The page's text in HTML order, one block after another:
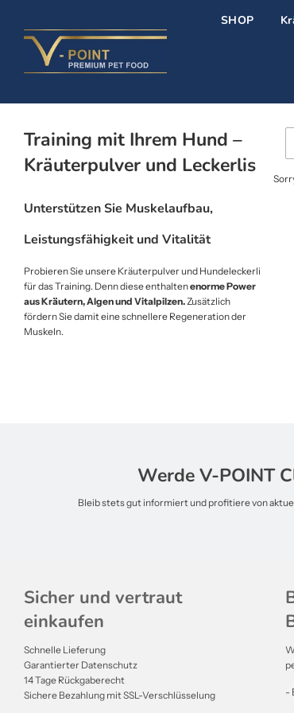
SHOP
Training mit Ihrem Hund –
Kräuterpulver und Leckerlis
Unterstützen Sie Muskelaufbau,
Leistungsfähigkeit und Vitalität
Probieren Sie unsere Kräuterpulver und Hundeleckerli
für das Training. Denn diese enthaltenenorme Power
aus Kräutern, Algen und Vitalpilzen.Zusätzlich
fördern Sie damit eine schnellere Regeneration der
Muskeln.
Werde V-POINT
Bleib stets gut informiert und profitiere von
Sicher und vertraut
einkaufen
Schnelle Lieferung
Garantierter Datenschutz
14 Tage Rückgaberecht
Sichere Bezahlung mit SSL-Verschlüsselung
-